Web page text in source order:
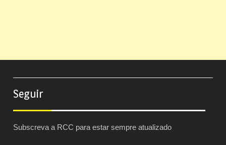
Seguir
Subscreva a RCC para estar sempre atualizado